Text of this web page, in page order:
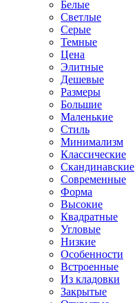
Белые
Светлые
Серые
Темные
Цена
Элитные
Дешевые
Размеры
Большие
Маленькие
Стиль
Минимализм
Классические
Скандинавские
Современные
Форма
Высокие
Квадратные
Угловые
Низкие
Особенности
Встроенные
Из кладовки
Закрытые